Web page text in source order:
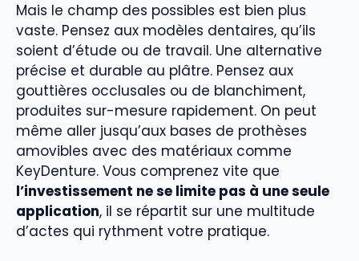
Mais le champ des possibles est bien plus
vaste. Pensez aux modèles dentaires, qu’ils
soient d’étude ou de travail. Une alternative
précise et durable au plâtre. Pensez aux
gouttières occlusales ou de blanchiment,
produites sur-mesure rapidement. On peut
même aller jusqu’aux bases de prothèses
amovibles avec des matériaux comme
KeyDenture. Vous comprenez vite que
l’investissement ne se limite pas à une seule
application, il se répartit sur une multitude
d’actes qui rythment votre pratique.